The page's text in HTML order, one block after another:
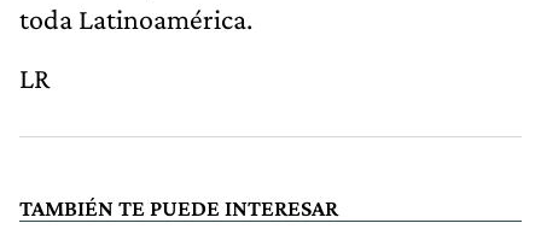
toda Latinoamérica.
LR
TAMBIÉN TE PUEDE INTERESAR